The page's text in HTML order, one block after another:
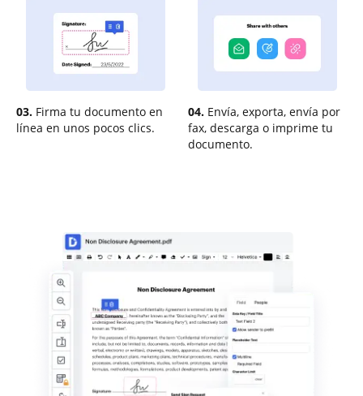
03. Firma tu documento en
línea en unos pocos clics.
04. Envía, exporta, envía por
fax, descarga o imprime tu
documento.